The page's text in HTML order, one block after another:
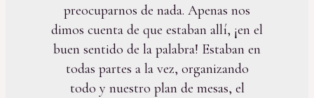
preocuparnos de nada. Apenas nos
dimos cuenta de que estaban allí, ¡en el
buen sentido de la palabra! Estaban en
todas partes a la vez, organizando
todo y nuestro plan de mesas, el